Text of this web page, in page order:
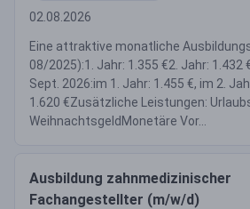
02.08.2026
Eine attraktive monatliche
08/2025):1. Jahr: 1.355 €2. Jahr: 1.432
Sept. 2026:im 1. Jahr: 1.455 €, im 2.
1.620 €Zusätzliche Leistungen:
WeihnachtsgeldMonetäre Vor...
Ausbildung zahnmedizinischer
Fachangestellter (m/w/d)